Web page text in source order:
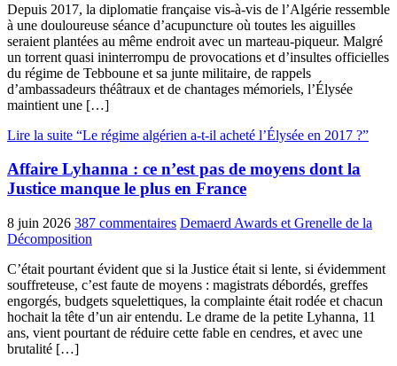
Depuis 2017, la diplomatie française vis-à-vis de l’Algérie ressemble
à une douloureuse séance d’acupuncture où toutes les aiguilles
seraient plantées au même endroit avec un marteau-piqueur. Malgré
un torrent quasi ininterrompu de provocations et d’insultes officielles
du régime de Tebboune et sa junte militaire, de rappels
d’ambassadeurs théâtraux et de chantages mémoriels, l’Élysée
maintient une […]
Lire la suite “Le régime algérien a-t-il acheté l’Élysée en 2017 ?”
Affaire Lyhanna : ce n’est pas de moyens dont la
Justice manque le plus en France
8 juin 2026 387 commentaires Demaerd Awards et Grenelle de la
Décomposition
C’était pourtant évident que si la Justice était si lente, si évidemment
souffreteuse, c’est faute de moyens : magistrats débordés, greffes
engorgés, budgets squelettiques, la complainte était rodée et chacun
hochait la tête d’un air entendu. Le drame de la petite Lyhanna, 11
ans, vient pourtant de réduire cette fable en cendres, et avec une
brutalité […]